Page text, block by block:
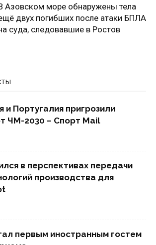
Азовском море обнаружены тела
двух погибших после атаки БПЛА
суда, следовавшие в Ростов
Португалия пригрозили
ЧМ-2030 – Спорт Mail
в перспективах передачи
производства для
первым иностранным гостем